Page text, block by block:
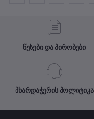
წესები და პირობები
მხარდაჭერის პოლიტიკა